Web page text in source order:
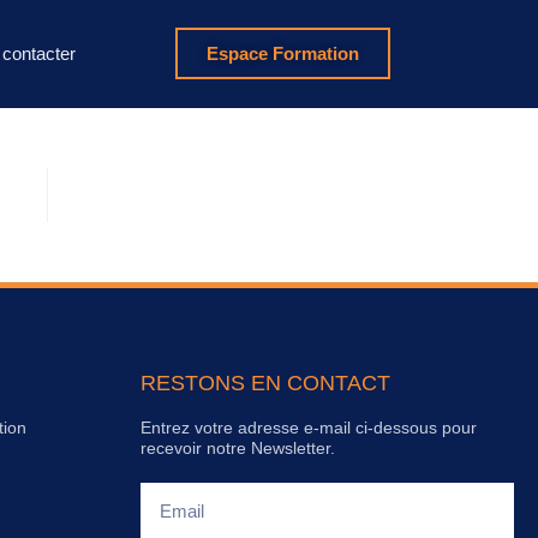
Espace Formation
RESTONS EN CONTACT
Entrez votre adresse e-mail ci-dessous pour
recevoir notre Newsletter.